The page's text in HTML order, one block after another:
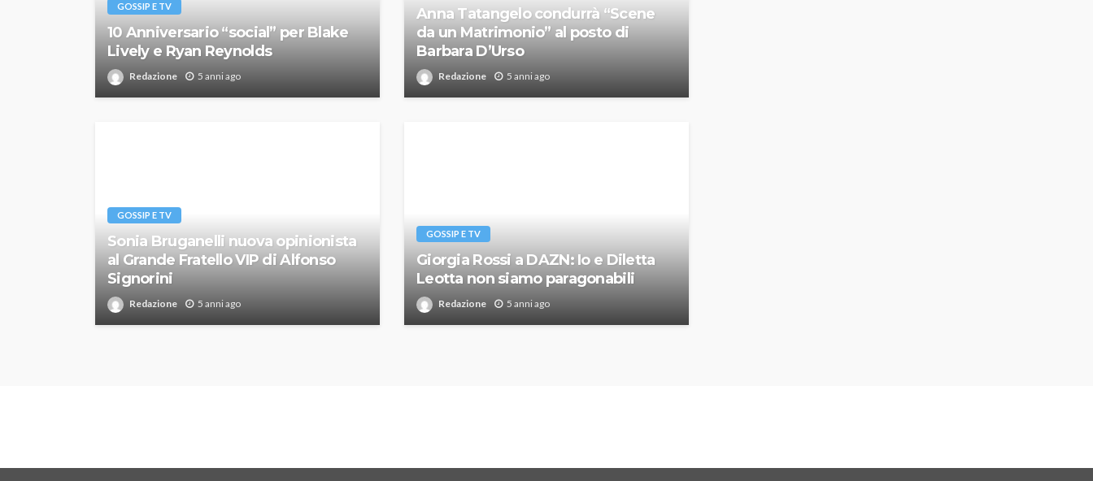
GOSSIP E TV
10 Anniversario “social” per Blake
Lively e Ryan Reynolds
Redazione 5 anni ago
Anna Tatangelo condurrà “Scene
da un Matrimonio” al posto di
Barbara D’Urso
Redazione 5 anni ago
GOSSIP E TV
Sonia Bruganelli nuova opinionista
al Grande Fratello VIP di Alfonso
Signorini
Redazione 5 anni ago
GOSSIP E TV
Giorgia Rossi a DAZN: Io e Diletta
Leotta non siamo paragonabili
Redazione 5 anni ago